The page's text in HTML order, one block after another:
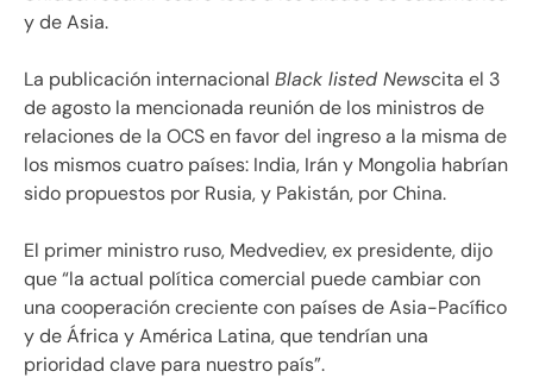
y de Asia.
La publicación internacional Black listed Newscita el 3
de agosto la mencionada reunión de los ministros de
relaciones de la OCS en favor del ingreso a la misma de
los mismos cuatro países: India, Irán y Mongolia habrían
sido propuestos por Rusia, y Pakistán, por China.
El primer ministro ruso, Medvediev, ex presidente, dijo
que la actual política comercial puede cambiar con
una cooperación creciente con países de Asia-Pacífico
y de África y América Latina, que tendrían una
prioridad clave para nuestro país .